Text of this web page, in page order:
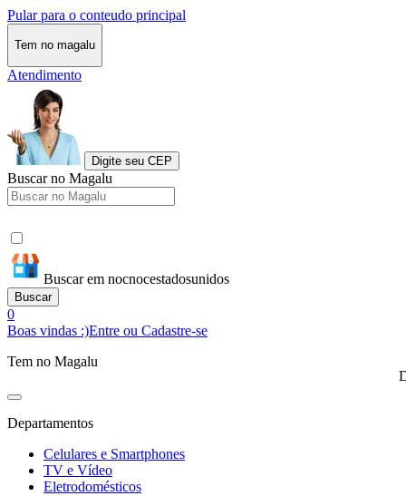
Pular para o conteudo principal
Tem no magalu
Atendimento
Digite seu CEP
Buscar no Magalu
Buscar em nocnocestadosunidos
Buscar
0
Boas vindas :)Entre ou Cadastre-se
Tem no Magalu
Departamentos
Celulares e Smartphones
TV e Vídeo
Eletrodomésticos